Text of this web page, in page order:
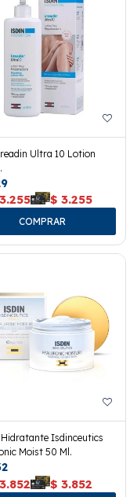
Ultra 10 Lotion
3.255 $ 3.255
Isdinceutics
Moist 50 Ml.
3.852 $ 3.852